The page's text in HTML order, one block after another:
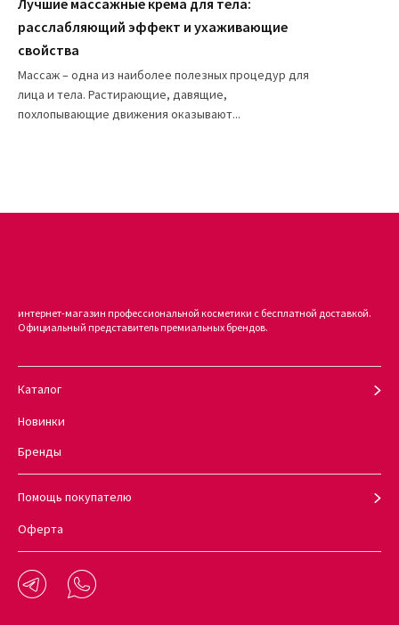
Лучшие массажные крема для тела:
расслабляющий эффект и ухаживающие
свойства
Массаж – одна из наиболее полезных процедур для
лица и тела. Растирающие, давящие,
похлопывающие движения оказывают...
интернет-магазин профессиональной косметики с бесплатной доставкой.
Официальный представитель премиальных брендов.
Каталог
Новинки
Бренды
Помощь покупателю
Оферта